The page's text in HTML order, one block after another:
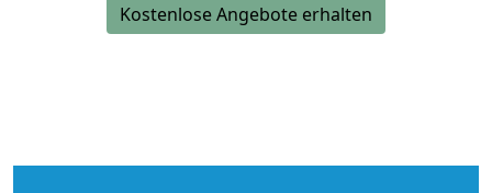
Kostenlose Angebote erhalten